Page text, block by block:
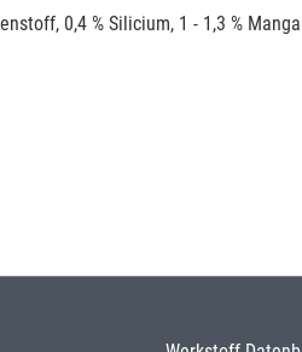
0,4 % Silicium, 1 - 1,3 %